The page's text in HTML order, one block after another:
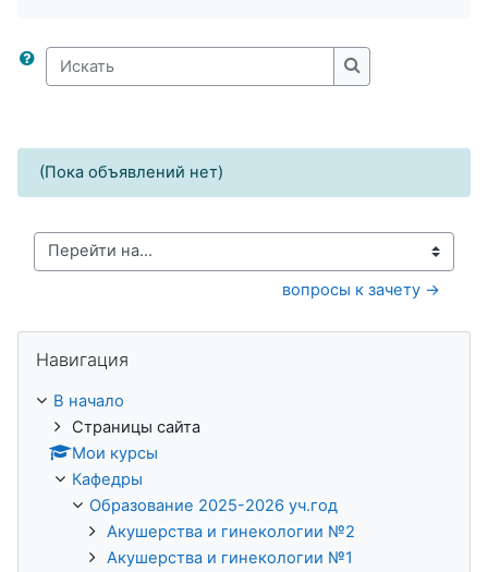
Искать
Искать
(Пока объявлений нет)
Перейти на...
вопросы к зачету →
Навигация
В начало
Страницы сайта
Мои курсы
Кафедры
Образование 2025-2026 уч.год
Акушерства и гинекологии №2
Акушерства и гинекологии №1